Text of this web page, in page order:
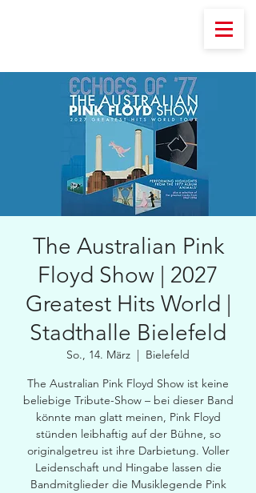
The Australian Pink
Floyd Show | 2027
Greatest Hits World |
Stadthalle Bielefeld
So., 14. März
  |
Bielefeld
The Australian Pink Floyd Show ist keine
beliebige Tribute-Show – bei dieser Band
könnte man glatt meinen, Pink Floyd
stünden leibhaftig auf der Bühne, so
originalgetreu ist ihre Darbietung. Voller
Leidenschaft und Hingabe lassen die
Bandmitglieder die Musiklegende Pink